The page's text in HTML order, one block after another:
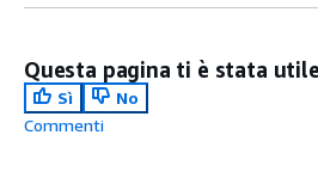
Questa pagina ti è stata
Sì
No
Commenti